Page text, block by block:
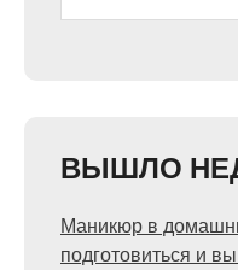
ВЫШЛО
Маникюр в
подготовиться и